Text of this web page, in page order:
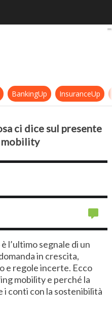
a Milano: cosa ci dice
BankingUp InsuranceUp
ci dice sul presente
mobility
l’ultimo segnale di un
in crescita,
e regole incerte. Ecco
mobility e perché la
i conti con la sostenibilità